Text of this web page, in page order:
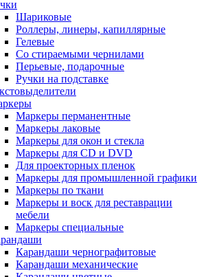
Шариковые
Роллеры, линеры, капиллярные
Гелевые
Со стираемыми чернилами
Перьевые, подарочные
Ручки на подставке
Маркеры перманентные
Маркеры лаковые
Маркеры для окон и стекла
Маркеры для CD и DVD
Для проекторных пленок
Маркеры для промышленной графики
Маркеры по ткани
Маркеры и воск для реставрации
мебели
Маркеры специальные
Карандаши чернографитовые
Карандаши механические